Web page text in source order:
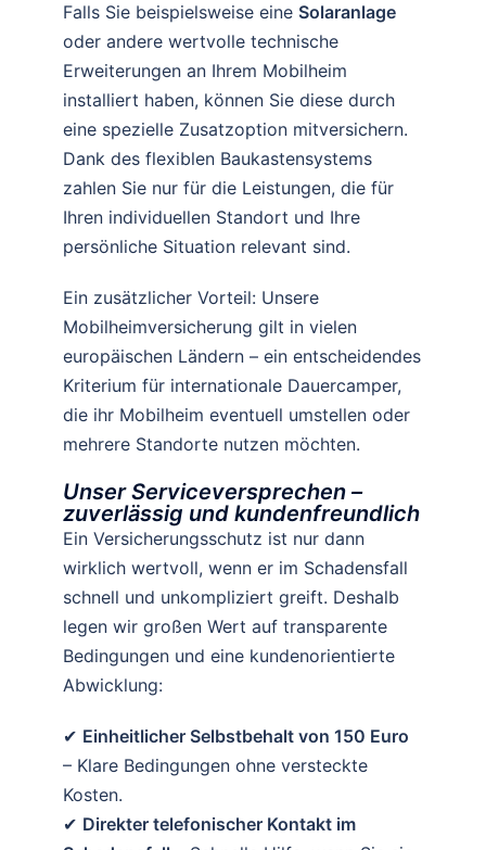
Falls Sie beispielsweise eine Solaranlage
oder andere wertvolle technische
Erweiterungen an Ihrem Mobilheim
installiert haben, können Sie diese durch
eine spezielle Zusatzoption mitversichern.
Dank des flexiblen Baukastensystems
zahlen Sie nur für die Leistungen, die für
Ihren individuellen Standort und Ihre
persönliche Situation relevant sind.
Ein zusätzlicher Vorteil: Unsere
Mobilheimversicherung gilt in vielen
europäischen Ländern – ein entscheidendes
Kriterium für internationale Dauercamper,
die ihr Mobilheim eventuell umstellen oder
mehrere Standorte nutzen möchten.
Unser Serviceversprechen –
zuverlässig und kundenfreundlich
Ein Versicherungsschutz ist nur dann
wirklich wertvoll, wenn er im Schadensfall
schnell und unkompliziert greift. Deshalb
legen wir großen Wert auf transparente
Bedingungen und eine kundenorientierte
Abwicklung:
✔ Einheitlicher Selbstbehalt von 150 Euro
– Klare Bedingungen ohne versteckte
Kosten.
✔ Direkter telefonischer Kontakt im